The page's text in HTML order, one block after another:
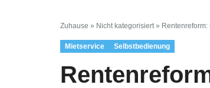
Zuhause » Nicht kategorisiert »
Mietservice Selbstbedienung